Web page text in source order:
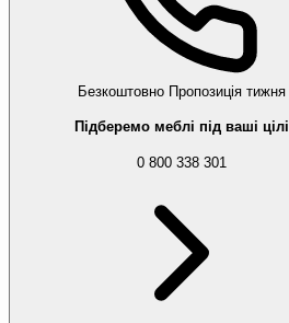
Безкоштовно Пропозиція тижня
Підберемо меблі під ваші цілі
0 800 338 301